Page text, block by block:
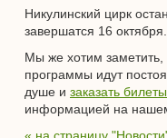
Никулинский цирк
завершатся 16 октября.
Мы же хотим заметить,
программы идут
душе и заказать билеты
информацией на